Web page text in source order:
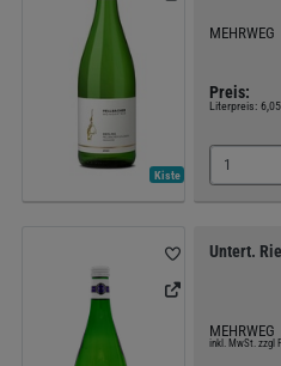
Kiste
MEHRWEG
Preis:
Literpreis:
Untert.
MEHRWEG
inkl. MwSt. zzgl